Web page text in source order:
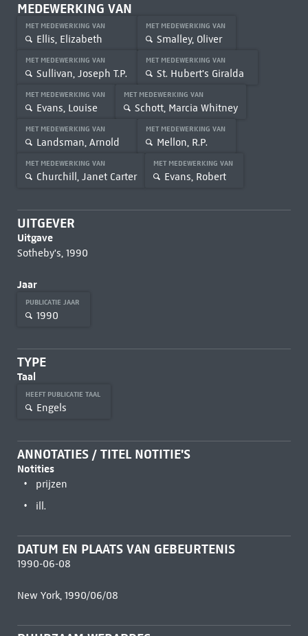
MEDEWERKING VAN
MET MEDEWERKING VAN
Ellis, Elizabeth
MET MEDEWERKING VAN
Smalley, Oliver
MET MEDEWERKING VAN
Sullivan, Joseph T.P.
MET MEDEWERKING VAN
St. Hubert's Giralda
MET MEDEWERKING VAN
Evans, Louise
MET MEDEWERKING VAN
Schott, Marcia Whitney
MET MEDEWERKING VAN
Landsman, Arnold
MET MEDEWERKING VAN
Mellon, R.P.
MET MEDEWERKING VAN
Churchill, Janet Carter
MET MEDEWERKING VAN
Evans, Robert
UITGEVER
Uitgave
Sotheby's, 1990
Jaar
PUBLICATIE JAAR
1990
TYPE
Taal
HEEFT PUBLICATIE TAAL
Engels
ANNOTATIES / TITEL NOTITIE'S
Notities
prijzen
ill.
DATUM EN PLAATS VAN GEBEURTENIS
1990-06-08
New York, 1990/06/08